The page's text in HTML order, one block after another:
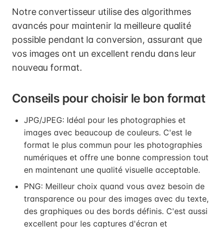
Notre convertisseur utilise des algorithmes
avancés pour maintenir la meilleure qualité
possible pendant la conversion, assurant que
vos images ont un excellent rendu dans leur
nouveau format.
Conseils pour choisir le bon format
JPG/JPEG: Idéal pour les photographies et
images avec beaucoup de couleurs. C'est le
format le plus commun pour les photographies
numériques et offre une bonne compression tout
en maintenant une qualité visuelle acceptable.
PNG: Meilleur choix quand vous avez besoin de
transparence ou pour des images avec du texte,
des graphiques ou des bords définis. C'est aussi
excellent pour les captures d'écran et